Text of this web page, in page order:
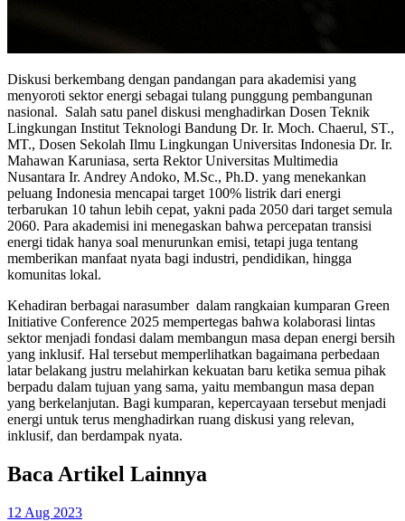
Diskusi berkembang dengan pandangan para akademisi yang
menyoroti sektor energi sebagai tulang punggung pembangunan
nasional. Salah satu panel diskusi menghadirkan Dosen Teknik
Lingkungan Institut Teknologi Bandung Dr. Ir. Moch. Chaerul, ST.,
MT., Dosen Sekolah Ilmu Lingkungan Universitas Indonesia Dr. Ir.
Mahawan Karuniasa, serta Rektor Universitas Multimedia
Nusantara Ir. Andrey Andoko, M.Sc., Ph.D. yang menekankan
peluang Indonesia mencapai target 100% listrik dari energi
terbarukan 10 tahun lebih cepat, yakni pada 2050 dari target semula
2060. Para akademisi ini menegaskan bahwa percepatan transisi
energi tidak hanya soal menurunkan emisi, tetapi juga tentang
memberikan manfaat nyata bagi industri, pendidikan, hingga
komunitas lokal.
Kehadiran berbagai narasumber dalam rangkaian kumparan Green
Initiative Conference 2025 mempertegas bahwa kolaborasi lintas
sektor menjadi fondasi dalam membangun masa depan energi bersih
yang inklusif. Hal tersebut memperlihatkan bagaimana perbedaan
latar belakang justru melahirkan kekuatan baru ketika semua pihak
berpadu dalam tujuan yang sama, yaitu membangun masa depan
yang berkelanjutan. Bagi kumparan, kepercayaan tersebut menjadi
energi untuk terus menghadirkan ruang diskusi yang relevan,
inklusif, dan berdampak nyata.
Baca Artikel Lainnya
12 Aug 2023